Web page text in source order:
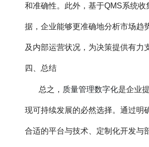
和准确性。此外，基于QMS系统收
据，企业能够更准确地分析市场趋
及内部运营状况，为决策提供有力
四、总结
总之， 质量管理数字化是企业
现可持续发展的必然选择。通过明
合适的平台与技术、定制化开发与